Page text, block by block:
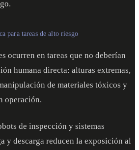
para tareas de alto riesgo
ocurren en tareas que no deberían
humana directa: alturas extremas,
de materiales tóxicos y
operación.
de inspección y sistemas
y descarga reducen la exposición al